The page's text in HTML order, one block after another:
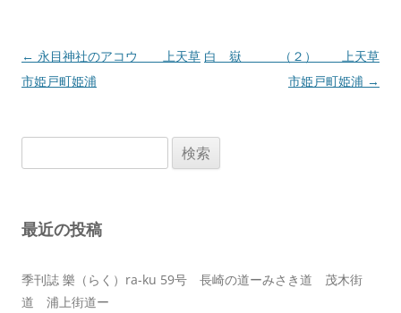
投
稿
ョ
← 永目神社のアコウ 上天草
市姫戸町姫浦
白 嶽 （２） 上天草
市姫戸町姫浦 →
索:
最近の投稿
季刊誌 樂（らく）ra-ku 59号 長崎の道ーみさき道 茂木街
道 浦上街道ー